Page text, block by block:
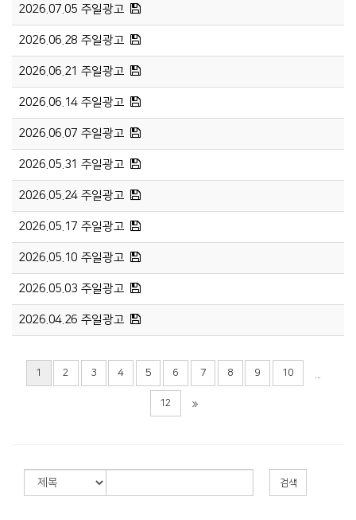
2026.07.05 주일광고
2026.06.28 주일광고
2026.06.21 주일광고
2026.06.14 주일광고
2026.06.07 주일광고
2026.05.31 주일광고
2026.05.24 주일광고
2026.05.17 주일광고
2026.05.10 주일광고
2026.05.03 주일광고
2026.04.26 주일광고
1 2 3 4 5 6 7 8 9 10
12
검색